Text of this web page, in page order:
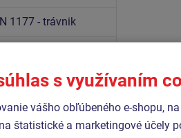
1177 - trávnik
Podobný
s využívaním
vášho obľúbeného e-shopu,
štatistické a marketingové účely